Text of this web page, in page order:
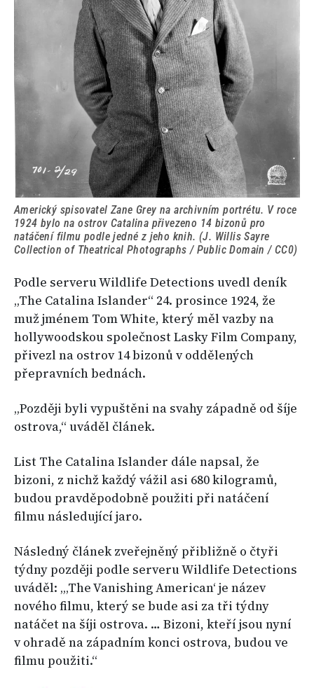
Americký spisovatel Zane Grey na archivním portrétu. V roce
1924 bylo na ostrov Catalina přivezeno 14 bizonů pro
natáčení filmu podle jedné z jeho knih. (J. Willis Sayre
Collection of Theatrical Photographs / Public Domain / CC0)
Podle serveru Wildlife Detections uvedl deník
„The Catalina Islander“ 24. prosince 1924, že
muž jménem Tom White, který měl vazby na
hollywoodskou společnost Lasky Film Company,
přivezl na ostrov 14 bizonů v oddělených
přepravních bednách.
„Později byli vypuštěni na svahy západně od šíje
ostrova,“ uváděl článek.
List The Catalina Islander dále napsal, že
bizoni, z nichž každý vážil asi 680 kilogramů,
budou pravděpodobně použiti při natáčení
filmu následující jaro.
Následný článek zveřejněný přibližně o čtyři
týdny později podle serveru Wildlife Detections
uváděl: „‚The Vanishing American‘ je název
nového filmu, který se bude asi za tři týdny
natáčet na šíji ostrova. … Bizoni, kteří jsou nyní
v ohradě na západním konci ostrova, budou ve
filmu použiti.“